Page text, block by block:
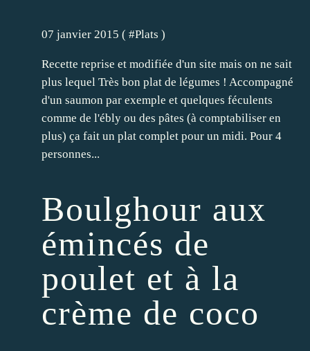
07 janvier 2015 ( #Plats )
Recette reprise et modifiée d'un site mais on ne sait
plus lequel Très bon plat de légumes ! Accompagné
d'un saumon par exemple et quelques féculents
comme de l'ébly ou des pâtes (à comptabiliser en
plus) ça fait un plat complet pour un midi. Pour 4
personnes...
Boulghour aux
émincés de
poulet et à la
crème de coco